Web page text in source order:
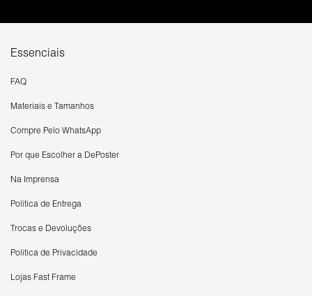
Essenciais
FAQ
Materiais e Tamanhos
Compre Pelo WhatsApp
Por que Escolher a DePoster
Na Imprensa
Política de Entrega
Trocas e Devoluções
Política de Privacidade
Lojas Fast Frame